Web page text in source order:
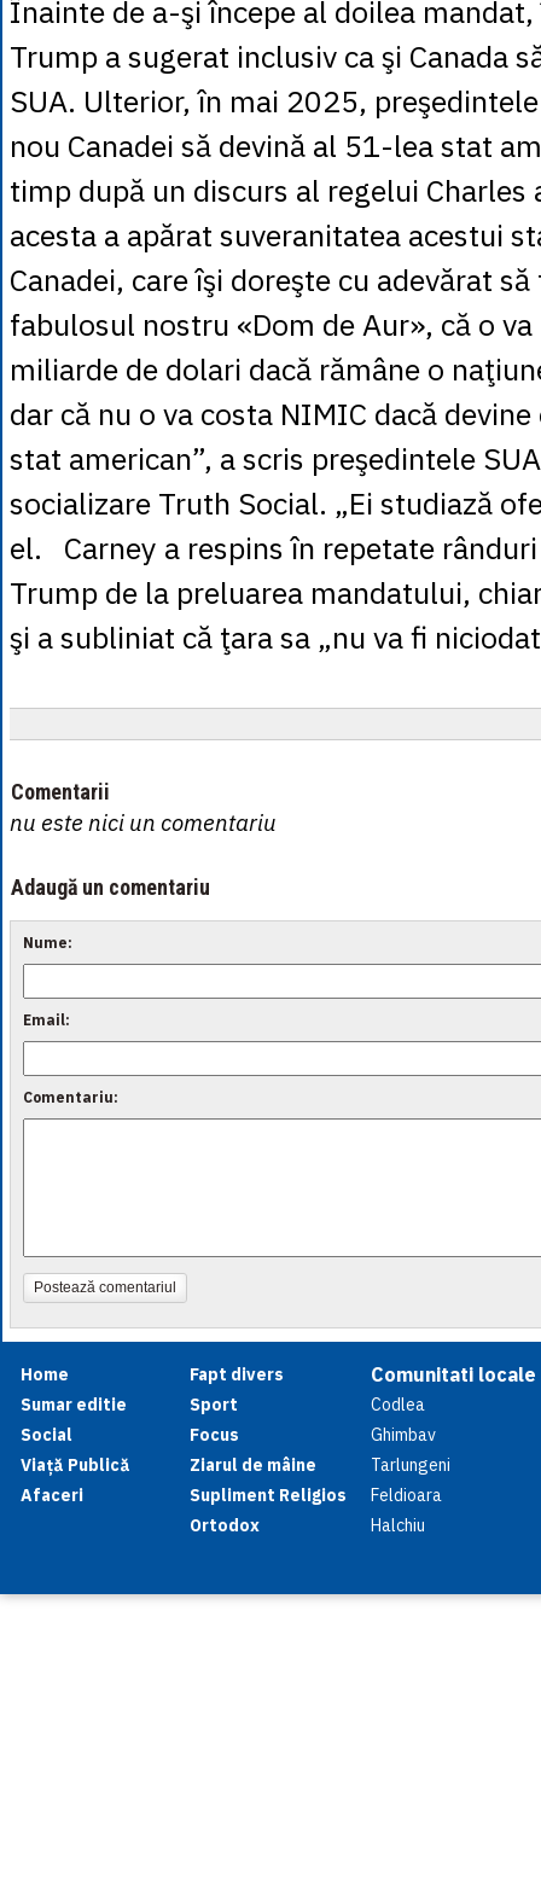
Înainte de a-şi începe al doilea
Trump a sugerat inclusiv ca şi Canada
SUA. Ulterior, în mai 2025,
nou Canadei să devină al 51-lea stat
timp după un discurs al regelui
acesta a apărat suveranitatea acestui
Canadei, care îşi doreşte cu adevărat
fabulosul nostru «Dom de Aur», că o
miliarde de dolari dacă rămâne o
dar că nu o va costa NIMIC dacă
stat american”, a scris preşedintele
socializare Truth Social. „Ei studiază
el. Carney a respins în repetate
Trump de la preluarea mandatului,
şi a subliniat că ţara sa „nu va fi
Comentarii
nu este nici un comentariu
Adaugă un comentariu
Nume:
Email:
Comentariu:
Postează comentariul
Home
Sumar editie
Social
Viață Publică
Afaceri
Fapt divers
Sport
Focus
Ziarul de mâine
Supliment Religios
Ortodox
Comunitati locale
Codlea
Ghimbav
Tarlungeni
Feldioara
Halchiu